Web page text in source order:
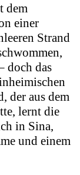
dem
einer
Strand
doch das
der aus dem
lernt die
in Sina,
und einem